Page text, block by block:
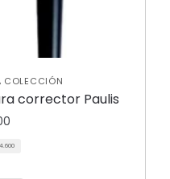
COLECCIÓN
corrector Paulis
4.600